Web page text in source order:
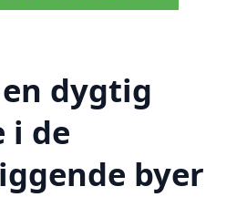
dygtig
i de
byer